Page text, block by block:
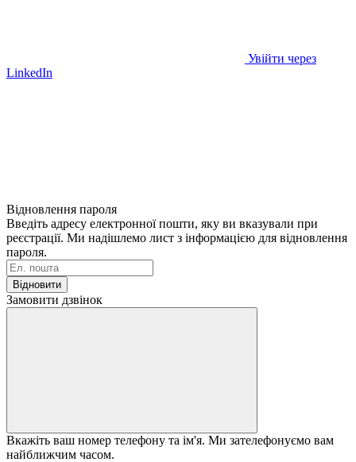
Увійти через
LinkedIn
Відновлення пароля
Введіть адресу електронної пошти, яку ви вказували при
реєстрації. Ми надішлемо лист з інформацією для відновлення
пароля.
Відновити
Замовити дзвінок
Вкажіть ваш номер телефону та ім'я. Ми зателефонуємо вам
найближчим часом.